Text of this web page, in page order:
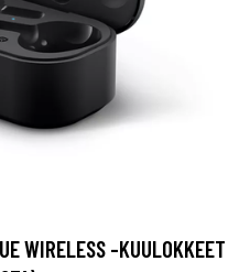
WIRELESS -KUULOKKEET